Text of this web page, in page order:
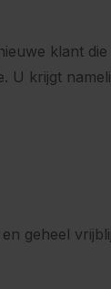
klant
krijgt
geheel